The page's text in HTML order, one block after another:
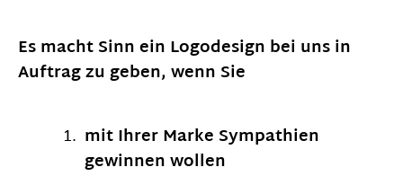
Es macht Sinn ein Logodesign bei uns in
Auftrag zu geben, wenn Sie
mit Ihrer Marke Sympathien
gewinnen wollen